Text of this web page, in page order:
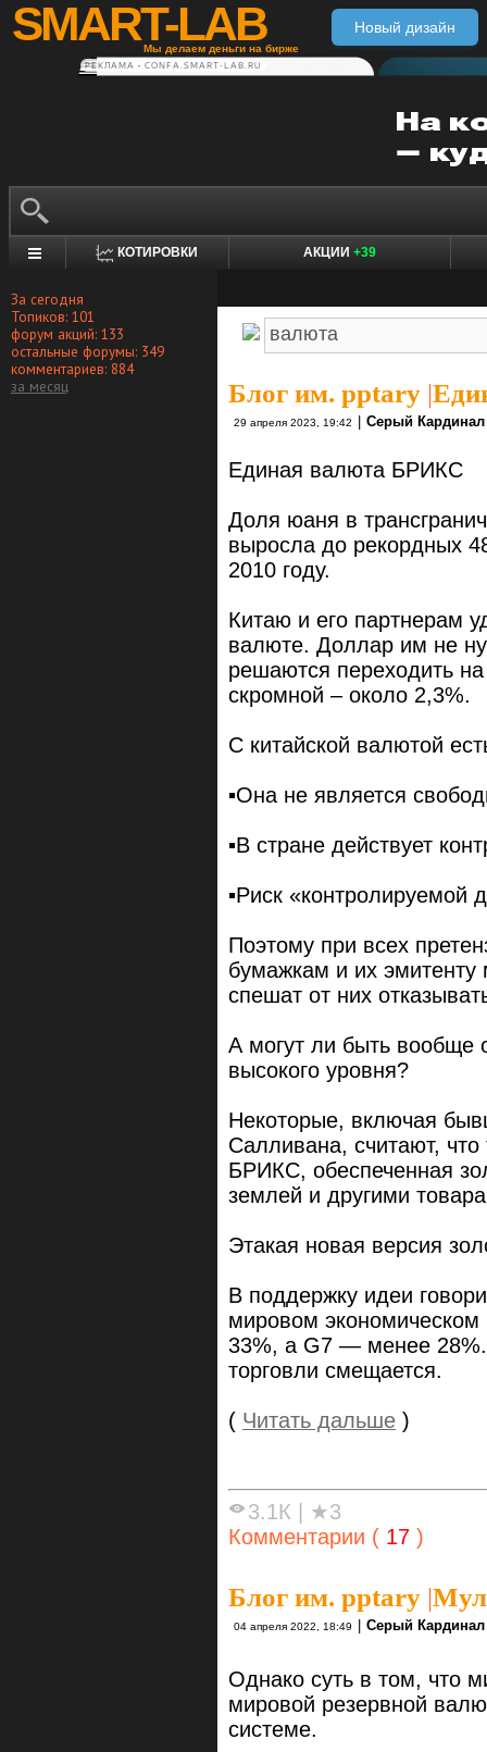
SMART-LAB
Мы делаем деньги на бирже
Новый дизайн
РЕКЛАМА • CONFA.SMART-LAB.RU
КОТИРОВКИ АКЦИИ +39
За сегодня
Топиков: 101
форум акций: 133
остальные форумы: 349
комментариев: 884
за месяц
Блог им. pptary |
29 апреля 2023, 19:42 Серый Кардинал
Единая валюта БРИКС
Доля юаня в
выросла до рекордных
2010 году.
Китаю и его партнерам
валюте. Доллар им не
решаются переходить
скромной – около 2,3%.
С китайской валютой
▪️Она не является
▪️В стране действует
▪️Риск «контролируемой
Поэтому при всех
бумажкам и их эмитенту
спешат от них
А могут ли быть вообще
высокого уровня?
Некоторые, включая
Салливана, считают,
БРИКС, обеспеченная
землей и другими
Этакая новая версия
В поддержку идеи
мировом экономическом
33%, а G7 — менее 28%.
торговли смещается.
( Читать дальше )
3.1К | ★3
Комментарии ( 17 )
Блог им. pptary |
04 апреля 2022, 18:49 | Серый Кардинал
Однако суть в том, что
мировой резервной
системе.